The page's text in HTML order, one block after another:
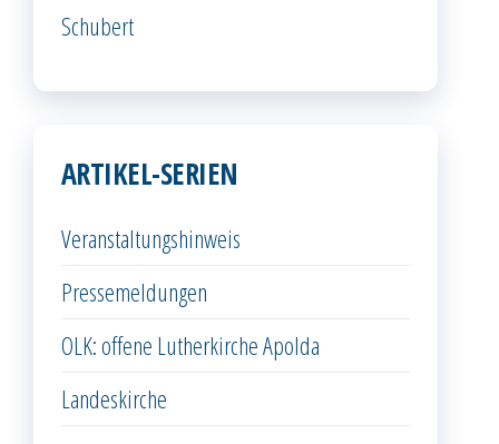
Schubert
ARTIKEL-SERIEN
Veranstaltungshinweis
Pressemeldungen
OLK: offene Lutherkirche Apolda
Landeskirche